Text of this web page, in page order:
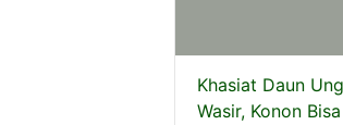
Khasiat Daun
Wasir, Konon Bisa